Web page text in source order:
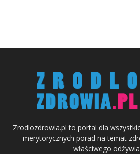
Zrodlozdrowia.pl to portal dla
merytorycznych porad na temat
właściwego